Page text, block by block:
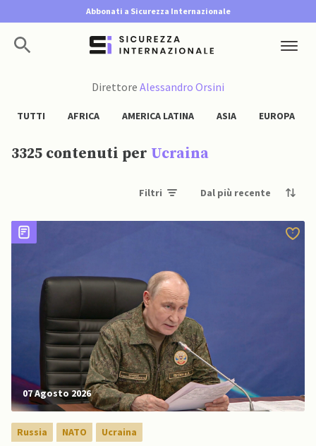
Abbonati a Sicurezza Internazionale
Direttore Alessandro Orsini
TUTTI AFRICA AMERICA LATINA ASIA EUROPA
3325 contenuti per Ucraina
Filtri
07 Agosto 2026
Russia NATO Ucraina